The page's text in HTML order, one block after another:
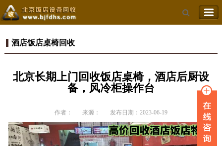
酒店饭店桌椅回收
北京长期上门回收饭店桌椅，酒店后厨设
备，风冷柜操作台
作者： 来源： 发布日期：2023-06-19